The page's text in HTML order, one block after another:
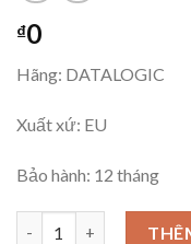
₫0
Hãng: DATALOGIC
Xuất xứ: EU
Bảo hành: 12 tháng
S41-5-C-P -